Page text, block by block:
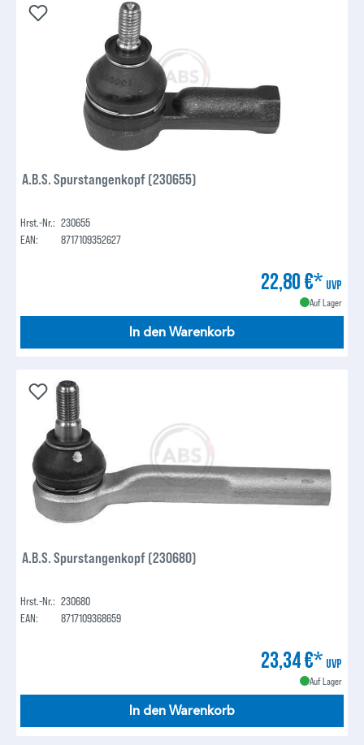
A.B.S. Spurstangenkopf (230655)
Hrst.-Nr.: 230655
EAN:
8717109352627
22,80 €* UVP
Auf Lager
In den Warenkorb
A.B.S. Spurstangenkopf (230680)
Hrst.-Nr.: 230680
EAN:
8717109368659
23,34 €* UVP
Auf Lager
In den Warenkorb